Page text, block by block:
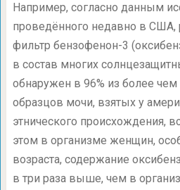
Например, согласно данным
проведённого недавно в США,
фильтр бензофенон-3
в состав многих
обнаружен в 96% из более
образцов мочи, взятых у
этнического происхождения,
этом в организме женщин,
возраста, содержание
в три раза выше, чем в